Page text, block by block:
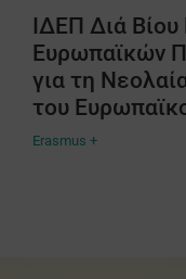
ΙΔΕΠ Διά
Ευρωπαϊκών
για τη
του
Erasmus +